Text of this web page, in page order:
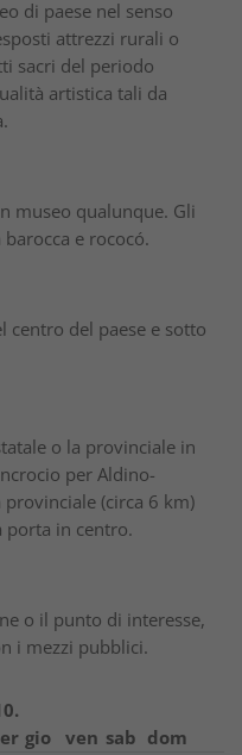
di paese nel senso
attrezzi rurali o
sacri del periodo
artistica tali da
museo qualunque. Gli
e rococó.
centro del paese e sotto
o la provinciale in
per Aldino-
(circa 6 km)
porta in centro.
o il punto di interesse,
i mezzi pubblici.
gio ven sab dom